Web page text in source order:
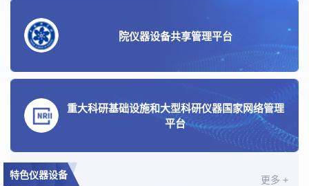
院仪器设备共享管理平台
重大科研基础设施和大型科研仪器国家网络管理
平台
特色仪器设备 更多 +